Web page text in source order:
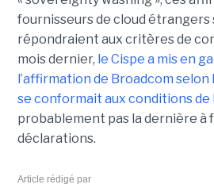
fournisseurs de cloud étrangers
répondraient aux critères de
mois dernier, le Cispe a mis en
l’affirmation de Broadcom
se conformait aux conditions de
probablement pas la dernière à
déclarations.
Article rédigé par